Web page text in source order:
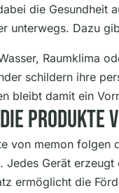
die Gesundheit
unterwegs. Dazu
Raumklima
schildern ihre
bleibt damit ein
Produkte
von memon folgen
Jedes Gerät
ermöglicht die